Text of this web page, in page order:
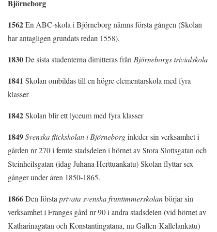
Björneborg
1562En ABC-skola i Björneborg nämns första gången (Skolan
har antagligen grundats redan 1558).
1830De sista studenterna dimitteras från Björneborgs trivialskola
1841 Skolan ombildas till en högre elementarskola med fyra
klasser
1842Skolan blir ett lyceum med fyra klasser
1849Svenska flickskolan i Björneborginleder sin verksamhet i
gården nr 270 i femte stadsdelen i hörnet av Stora Slottsgatan och
Steinheilsgatan (idag Juhana Herttuankatu) Skolan flyttar sex
gånger under åren 1850-1865.
1866Den första privata svenska fruntimmerskolanbörjar sin
verksamhet i Franges gård nr 90 i andra stadsdelen (vid hörnet av
Katharinagatan och Konstantingatana, nu Gallen-Kallelankatu)